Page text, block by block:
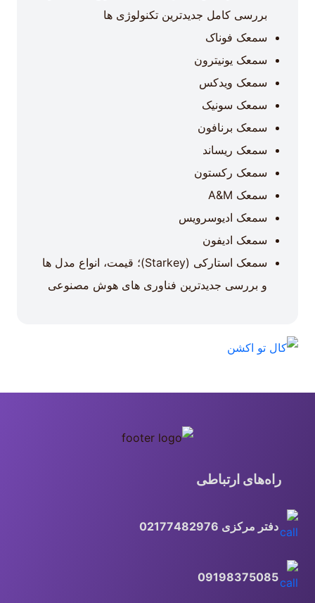
بررسی کامل جدیدترین تکنولوژی ها
سمعک فوناک
سمعک یونیترون
سمعک ویدکس
سمعک سونیک
سمعک برنافون
سمعک ریساند
سمعک رکستون
سمعک A&M
سمعک ادیوسرویس
سمعک ادیفون
سمعک استارکی (Starkey)؛ قیمت، انواع مدل ها
و بررسی جدیدترین فناوری های هوش مصنوعی
راه‌های ارتباطی
دفتر مرکزی 02177482976
09198375085